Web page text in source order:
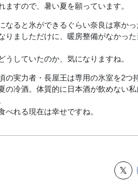
すので、暑い夏を願っています。
ると氷ができるぐらい奈良は寒かっ
ましただけに、暖房整備がなかっ
していたのか、気になりますね。
実力者・長屋王は専用の氷室を2つ
冷酒。体質的に日本酒が飲めない
れる現在は幸せですね。